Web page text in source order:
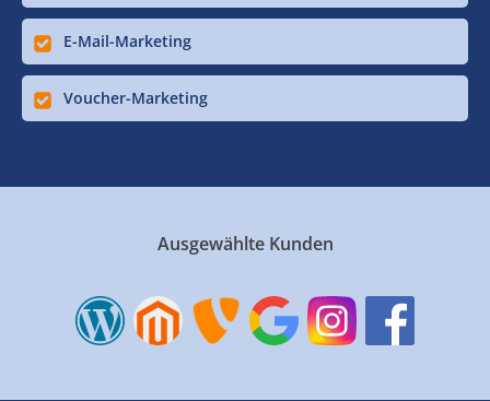
E-Mail-Marketing
Voucher-Marketing
Ausgewählte Kunden